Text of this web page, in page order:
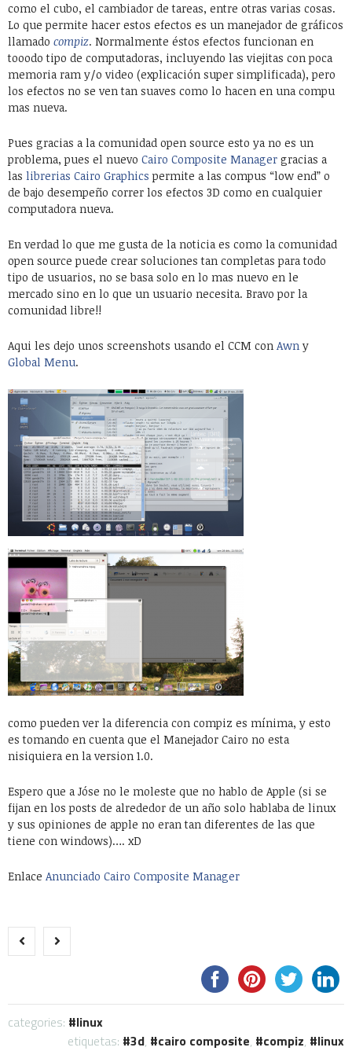
como el cubo, el cambiador de tareas, entre otras varias cosas.
Lo que permite hacer estos efectos es un manejador de gráficos
llamado compiz. Normalmente éstos efectos funcionan en
tooodo tipo de computadoras, incluyendo las viejitas con poca
memoria ram y/o video (explicación super simplificada), pero
los efectos no se ven tan suaves como lo hacen en una compu
mas nueva.
Pues gracias a la comunidad open source esto ya no es un
problema, pues el nuevo Cairo Composite Manager gracias a
las librerias Cairo Graphics permite a las compus “low end” o
de bajo desempeño correr los efectos 3D como en cualquier
computadora nueva.
En verdad lo que me gusta de la noticia es como la comunidad
open source puede crear soluciones tan completas para todo
tipo de usuarios, no se basa solo en lo mas nuevo en le
mercado sino en lo que un usuario necesita. Bravo por la
comunidad libre!!
Aqui les dejo unos screenshots usando el CCM con Awn y
Global Menu.
como pueden ver la diferencia con compiz es mínima, y esto
es tomando en cuenta que el Manejador Cairo no esta
nisiquiera en la version 1.0.
Espero que a Jóse no le moleste que no hablo de Apple (si se
fijan en los posts de alrededor de un año solo hablaba de linux
y sus opiniones de apple no eran tan diferentes de las que
tiene con windows)…. xD
Enlace Anunciado Cairo Composite Manager
categories:
linux
etiquetas:
3d, cairo composite, compiz, linux